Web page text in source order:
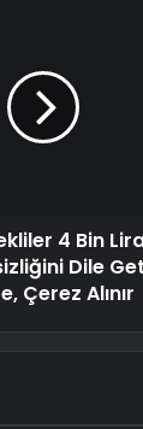
4 Bin
Dile
Çerez Alınır